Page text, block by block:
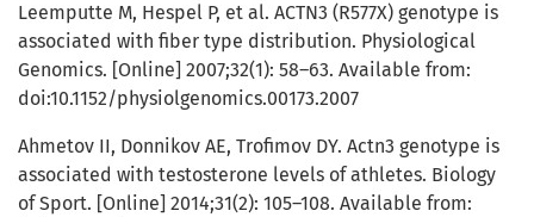
Leemputte M, Hespel P, et al. ACTN3 (R577X) genotype is
associated with fiber type distribution. Physiological
Genomics. [Online] 2007;32(1): 58–63. Available from:
doi:10.1152/physiolgenomics.00173.2007
Ahmetov II, Donnikov AE, Trofimov DY. Actn3 genotype is
associated with testosterone levels of athletes. Biology
of Sport. [Online] 2014;31(2): 105–108. Available from: